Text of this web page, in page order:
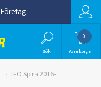
Företag
Sök
0
Varukorgen
IFÖ Spira 2016-